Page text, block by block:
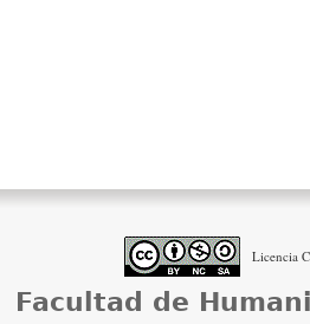
Licencia
Facultad de